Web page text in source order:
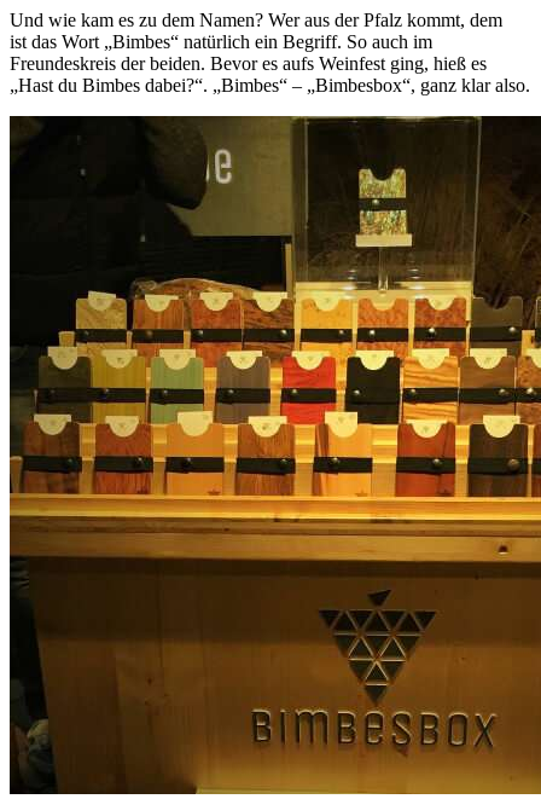
Und wie kam es zu dem Namen? Wer aus der Pfalz kommt, dem
ist das Wort „Bimbes“ natürlich ein Begriff. So auch im
Freundeskreis der beiden. Bevor es aufs Weinfest ging, hieß es
„Hast du Bimbes dabei?“. „Bimbes“ – „Bimbesbox“, ganz klar also.